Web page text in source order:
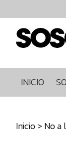
INICIO
Inicio
Sosostores
Contacto
Ultimas
640271930
Inicio> No a